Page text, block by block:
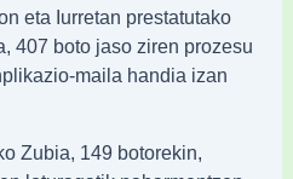
eta Iurretan prestatutako
407 boto jaso ziren prozesu
maila handia izan
Zubia, 149 botorekin,